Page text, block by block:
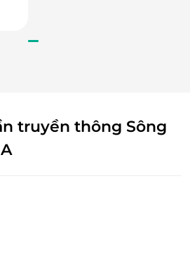
phục hình bằng sứ Titan bạn
mà không lo răng bị sứt
xỉn màu, mảng bám hay vôi
truyền thông Sông